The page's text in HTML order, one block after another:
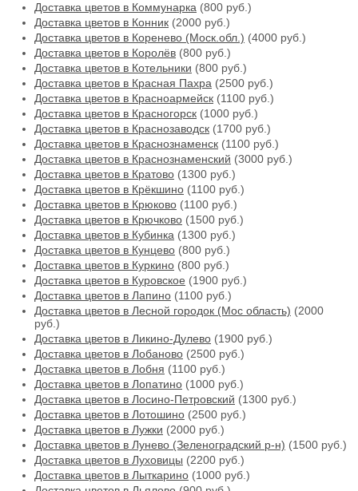
Доставка цветов в Коммунарка (800 руб.)
Доставка цветов в Конник (2000 руб.)
Доставка цветов в Коренево (Моск.обл.) (4000 руб.)
Доставка цветов в Королёв (800 руб.)
Доставка цветов в Котельники (800 руб.)
Доставка цветов в Красная Пахра (2500 руб.)
Доставка цветов в Красноармейск (1100 руб.)
Доставка цветов в Красногорск (1000 руб.)
Доставка цветов в Краснозаводск (1700 руб.)
Доставка цветов в Краснознаменск (1100 руб.)
Доставка цветов в Краснознаменский (3000 руб.)
Доставка цветов в Кратово (1300 руб.)
Доставка цветов в Крёкшино (1100 руб.)
Доставка цветов в Крюково (1100 руб.)
Доставка цветов в Крючково (1500 руб.)
Доставка цветов в Кубинка (1300 руб.)
Доставка цветов в Кунцево (800 руб.)
Доставка цветов в Куркино (800 руб.)
Доставка цветов в Куровское (1900 руб.)
Доставка цветов в Лапино (1100 руб.)
Доставка цветов в Лесной городок (Мос область) (2000
руб.)
Доставка цветов в Ликино-Дулево (1900 руб.)
Доставка цветов в Лобаново (2500 руб.)
Доставка цветов в Лобня (1100 руб.)
Доставка цветов в Лопатино (1000 руб.)
Доставка цветов в Лосино-Петровский (1300 руб.)
Доставка цветов в Лотошино (2500 руб.)
Доставка цветов в Лужки (2000 руб.)
Доставка цветов в Лунево (Зеленоградский р-н) (1500 руб.)
Доставка цветов в Луховицы (2200 руб.)
Доставка цветов в Лыткарино (1000 руб.)